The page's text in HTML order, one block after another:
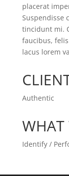
placerat
Suspendisse
tincidunt mi.
faucibus,
lacus lorem
Authentic
WHAT
Identify /